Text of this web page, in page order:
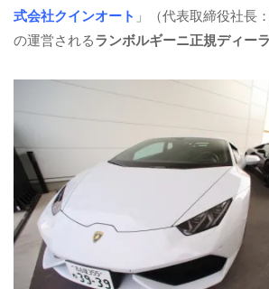
式会社クインオート 」（代表取締役社長：
の運営されるランボルギーニ正規ディー